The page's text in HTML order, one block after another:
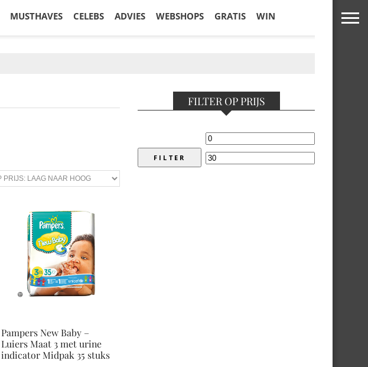
MUSTHAVES CELEBS ADVIES WEBSHOPS GRATIS WIN
Pampers New Baby –
Luiers Maat 3 met urine
indicator Midpak 35 stuks
FILTER OP PRIJS
FILTER